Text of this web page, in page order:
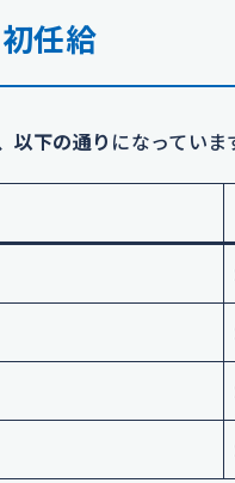
任給
以下の通り になっていま